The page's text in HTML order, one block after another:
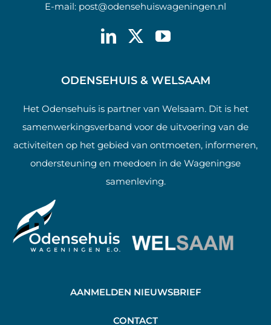
E-mail: post@odensehuiswageningen.nl
ODENSEHUIS & WELSAAM
Het Odensehuis is partner van Welsaam. Dit is het
samenwerkingsverband voor de uitvoering van de
activiteiten op het gebied van ontmoeten, informeren,
ondersteuning en meedoen in de Wageningse
samenleving.
AANMELDEN NIEUWSBRIEF
CONTACT